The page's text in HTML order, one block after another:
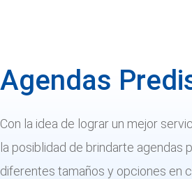
Agendas
Con la idea de lograr un mejor
la posiblidad de brindarte agendas
diferentes tamaños y opciones en